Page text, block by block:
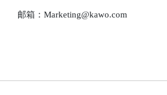
邮箱：Marketing@kawo.com